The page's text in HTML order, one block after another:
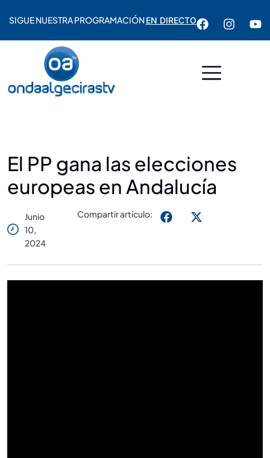
SIGUE NUESTRA PROGRAMACIÓNEN DIRECTO
El PP gana las elecciones
europeas en Andalucía
Junio
10,
2024
Compartir artículo: